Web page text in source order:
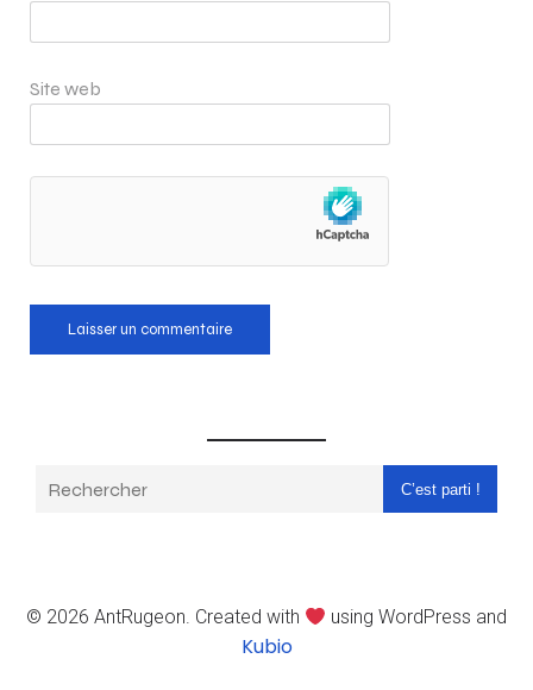
Site web
C’est parti !
© 2026 AntRugeon. Created with using WordPress and
Kubio